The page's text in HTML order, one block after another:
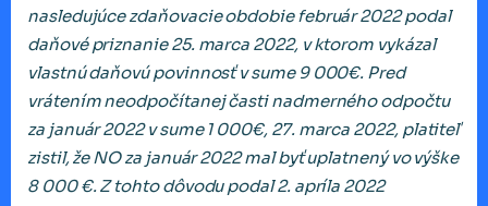
nasledujúce zdaňovacie obdobie február 2022 podal
daňové priznanie 25. marca 2022, v ktorom vykázal
vlastnú daňovú povinnosť v sume 9 000€. Pred
vrátením neodpočítanej časti nadmerného odpočtu
za január 2022 v sume 1 000€, 27. marca 2022, platiteľ
zistil, že NO za január 2022 mal byť uplatnený vo výške
8 000 €. Z tohto dôvodu podal 2. apríla 2022